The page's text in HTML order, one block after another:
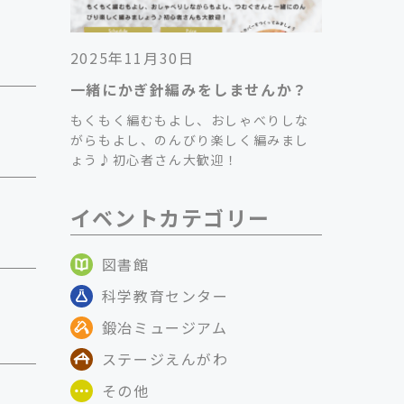
2025年11月30日
一緒にかぎ針編みをしませんか？
もくもく編むもよし、おしゃべりしな
がらもよし、のんびり楽しく編みまし
ょう♪初心者さん大歓迎！
イベントカテゴリー
図書館
科学教育センター
鍛冶ミュージアム
ステージえんがわ
その他